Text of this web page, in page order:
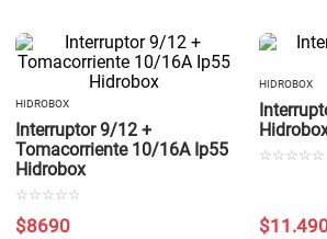
HIDROBOX
Interruptor 9/12 +
Tomacorriente 10/16A Ip55
Hidrobox
☆ ☆ ☆ ☆ ☆
$8690
HIDROBOX
☆ ☆ ☆ ☆ ☆
$11 .